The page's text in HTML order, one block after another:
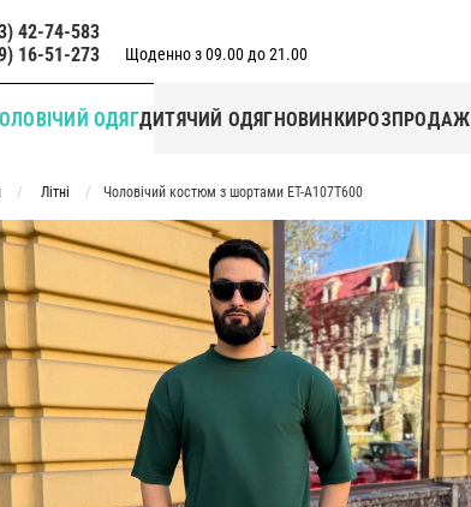
42-74-583
16-51-273
Щоденно з 09.00 до 21.00
ОДЯГДИТЯЧИЙ ОДЯГНОВИНКИРОЗПРОДАЖ
Літні Чоловічий костюм з шортами ET-A107T600